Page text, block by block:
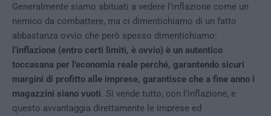
Generalmente siamo abituati a vedere l’inflazione come un
nemico da combattere, ma ci dimentichiamo di un fatto
abbastanza ovvio che però spesso dimentichiamo:
l’inflazione (entro certi limiti, è ovvio) è un autentico
toccasana per l’economia reale perché, garantendo sicuri
margini di profitto alle imprese, garantisce che a fine anno i
magazzini siano vuoti. Si vende tutto, con l’inflazione, e
questo avvantaggia direttamente le imprese ed